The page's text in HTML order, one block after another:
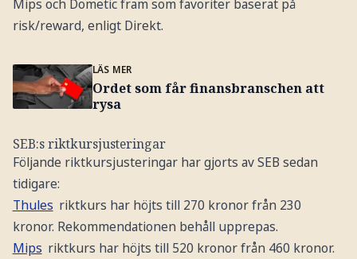
Mips och Dometic fram som favoriter baserat på
risk/reward, enligt Direkt.
LÄS MER
Ordet som får finansbranschen att
rysa
SEB:s riktkursjusteringar
Följande riktkursjusteringar har gjorts av SEB sedan
tidigare:
Thules riktkurs har höjts till 270 kronor från 230
kronor. Rekommendationen behåll upprepas.
Mips riktkurs har höjts till 520 kronor från 460 kronor.